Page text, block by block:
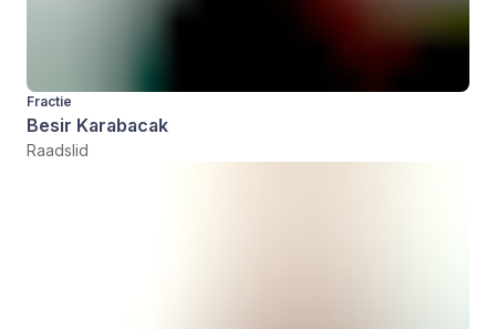
Fractie
Besir Karabacak
Raadslid